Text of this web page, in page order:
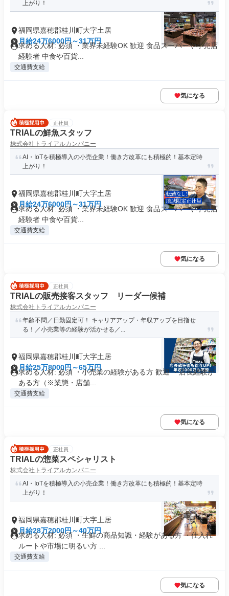
上がり！
福岡県嘉穂郡桂川町大字土居
月給24万6000円～31万円
求める人材: 必須 ・業界未経験OK 歓迎 食品スーパーや小売店
経験者 中食や百貨...
交通費支給
気になる
正社員
TRIALの鮮魚スタッフ
株式会社トライアルカンパニー
AI・IoTを積極導入の小売企業！働き方改革にも積極的！基本定時
上がり！
福岡県嘉穂郡桂川町大字土居
月給24万6000円～31万円
求める人材: 必須 ・業界未経験OK 歓迎 食品スーパーや小売店
経験者 中食や百貨...
交通費支給
気になる
正社員
TRIALの販売接客スタッフ リーダー候補
株式会社トライアルカンパニー
年齢不問／日勤固定可！ キャリアアップ・年収アップを目指せ
る！／小売業等の経験が活かせる／...
福岡県嘉穂郡桂川町大字土居
月給25万8000円～65万円
求める人材: 必須 ・小売業の経験がある方 歓迎 ・店長経験が
ある方（※業態・店舗...
交通費支給
気になる
正社員
TRIALの惣菜スペシャリスト
株式会社トライアルカンパニー
AI・IoTを積極導入の小売企業！働き方改革にも積極的！基本定時
上がり！
福岡県嘉穂郡桂川町大字土居
月給28万2000円～40万円
求める人材: 必須 ・生鮮の商品知識・経験がある方 ・仕入れ
ルートや市場に明るい方 ...
交通費支給
気になる